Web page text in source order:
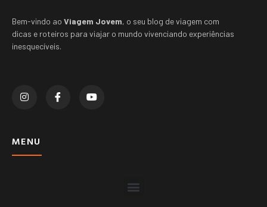
Bem-vindo ao Viagem Jovem, o seu blog de viagem com
dicas e roteiros para viajar o mundo vivenciando experiências
inesquecíveis.
MENU